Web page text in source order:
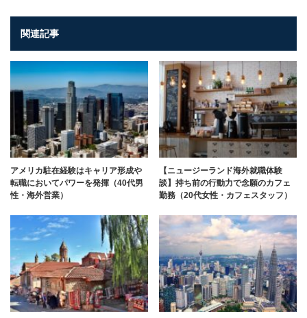
関連記事
アメリカ駐在経験はキャリア形成や
転職においてパワーを発揮（40代男
性・海外営業）
【ニュージーランド海外就職体験
談】持ち前の行動力で念願のカフェ
勤務（20代女性・カフェスタッフ）